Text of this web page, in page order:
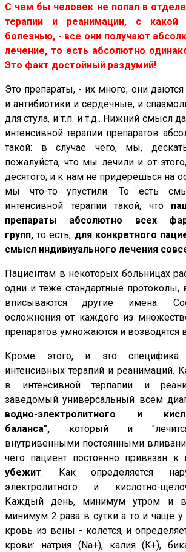
С чем бы человек не попал в
терапии и реанимации, с какой
болезнью, - все они получают
лечение, то есть абсолютно
Это факт достойный раздумий!
Это препараты, - их много; они
и антибиотики и сердечные, и
для стула, и т.п. и т.д.. Нижний смысл
интенсивной терапии препаратов
такой: в случае чего, мы,
пожалуйста, что мы лечили и от
десятого; и к нам не придерёшься на
мы что-то упустили. То есть
интенсивной терапии такой, что
препараты абсолютно всех
групп, то есть, для конкретного
смысл индивиуального лечения
Пациентам в некоторых больницах
одни и теже стандартные протоколы,
вписываются другие имена.
осложнения от каждого из
препаратов умножаются и возводятся
Кроме этого, и это специфика
интенсивных терапий и реанимаций.
в интенсивной терпапии и
заведомый универсальный всем
водно-электролитного и
баланса", который и
внутривенными постоянными
чего пациент постоянно привязан к
убежит. Как определяется
электролитного и кислотно-
Каждый день, минимум утром и
минимум 2 раза в сутки а то и чаще у
кровь из вены - колется, и
крови: натрия (Na+), калия (K+),